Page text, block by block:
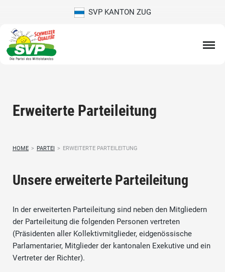
SVP KANTON ZUG
Erweiterte Parteileitung
HOME > PARTEI > ERWEITERTE PARTEILEITUNG
Unsere erweiterte Parteileitung
In der erweiterten Parteileitung sind neben den Mitgliedern
der Parteileitung die folgenden Personen vertreten
(Präsidenten aller Kollektivmitglieder, eidgenössische
Parlamentarier, Mitglieder der kantonalen Exekutive und ein
Vertreter der Richter).